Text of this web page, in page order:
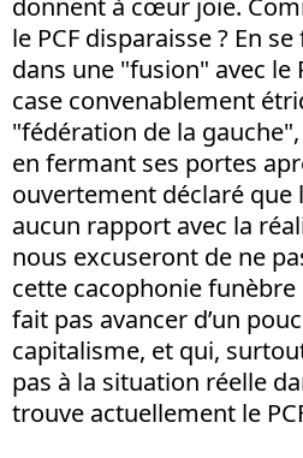
donnent à cœur joie.
le PCF disparaisse ? En
dans une "fusion" avec le
case convenablement
"fédération de la
en fermant ses portes
ouvertement déclaré que
aucun rapport avec la
nous excuseront de ne
cette cacophonie funèbre
fait pas avancer d’un
capitalisme, et qui,
pas à la situation réelle
trouve actuellement le